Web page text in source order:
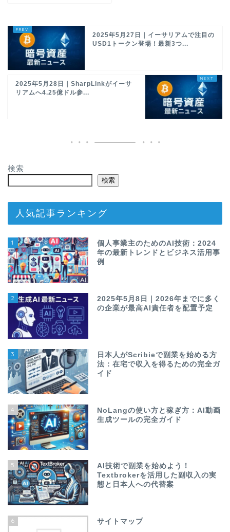
2025年5月27日｜イーサリアムで注目の
USD1トークン登場！最新3つ...
2025年5月28日｜SharpLinkがイーサ
リアムへ4.25億ドル参...
検索
検索
人気記事ランキング
1
個人事業主のためのAI技術：2024
年の最新トレンドとビジネス活用事
例
2
2025年5月8日｜2026年までに多く
の企業が最高AI責任者を配置予定
3
日本人がScribieで副業を始める方
法：在宅で収入を得るための完全ガ
イド
4
NoLangの使い方と稼ぎ方：AI動画
生成ツールの完全ガイド
5
AI技術で副業を始めよう！
Textbrokerを活用した副収入の実
態と日本人への代替案
6 サイトマップ